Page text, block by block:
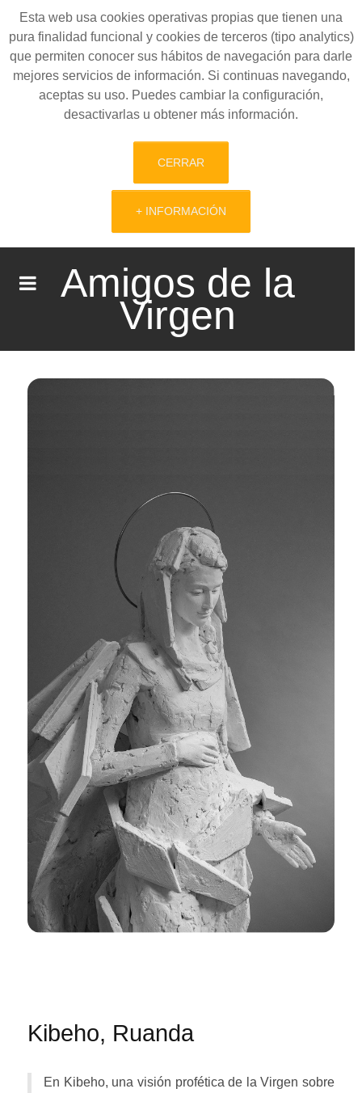
Esta web usa cookies operativas propias que tienen una
pura finalidad funcional y cookies de terceros (tipo analytics)
que permiten conocer sus hábitos de navegación para darle
mejores servicios de información. Si continuas navegando,
aceptas su uso. Puedes cambiar la configuración,
desactivarlas u obtener más información.
CERRAR
+ INFORMACIÓN
Amigos de la
Virgen
Kibeho, Ruanda
En Kibeho, una visión profética de la Virgen sobre